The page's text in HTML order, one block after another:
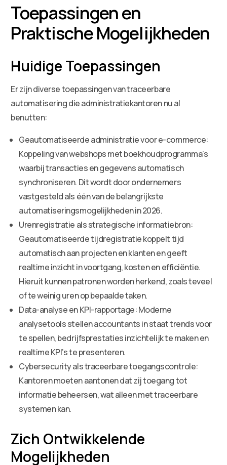
Toepassingen en
Praktische Mogelijkheden
Huidige Toepassingen
Er zijn diverse toepassingen van traceerbare
automatisering die administratiekantoren nu al
benutten:
Geautomatiseerde administratie voor e-commerce:
Koppeling van webshops met boekhoudprogramma’s
waarbij transacties en gegevens automatisch
synchroniseren. Dit wordt door ondernemers
vastgesteld als één van de belangrijkste
automatiseringsmogelijkheden in 2026.
Urenregistratie als strategische informatiebron:
Geautomatiseerde tijdregistratie koppelt tijd
automatisch aan projecten en klanten en geeft
realtime inzicht in voortgang, kosten en efficiëntie.
Hieruit kunnen patronen worden herkend, zoals teveel
of te weinig uren op bepaalde taken.
Data-analyse en KPI-rapportage: Moderne
analysetools stellen accountants in staat trends voor
te spellen, bedrijfsprestaties inzichtelijk te maken en
realtime KPI’s te presenteren.
Cybersecurity als traceerbare toegangscontrole:
Kantoren moeten aantonen dat zij toegang tot
informatie beheersen, wat alleen met traceerbare
systemen kan.
Zich Ontwikkelende
Mogelijkheden